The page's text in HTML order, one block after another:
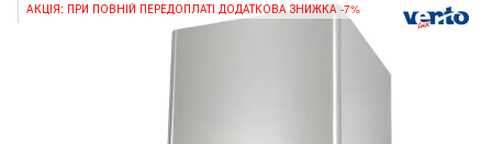
АКЦІЯ: ПРИ ПОВНІЙ ПЕРЕДОПЛАТІ ДОДАТКОВА ЗНИЖКА -7%